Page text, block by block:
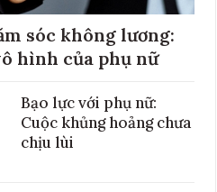
sóc không lương:
hình của phụ nữ
Bạo lực với phụ nữ:
Cuộc khủng hoảng chưa
chịu lùi